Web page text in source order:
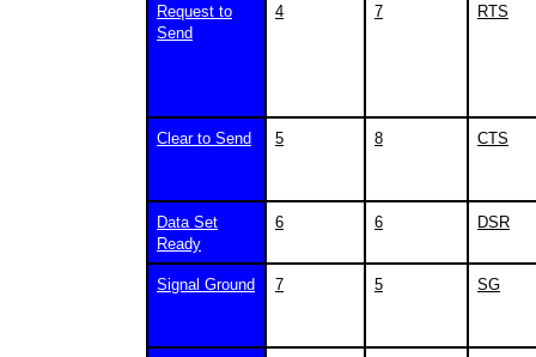
Request to
Send
4 7 RTS
Clear to Send 5 8 CTS
Data Set
Ready
6 6 DSR
Signal Ground 7 5 SG